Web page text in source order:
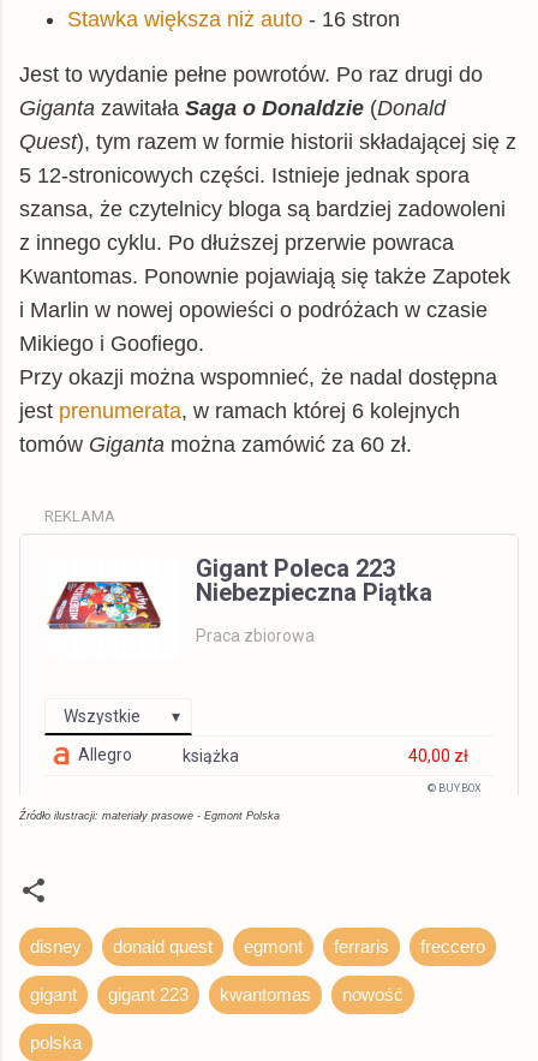
Stawka większa niż auto - 16 stron
Jest to wydanie pełne powrotów. Po raz drugi do
Giganta zawitała Saga o Donaldzie (Donald
Quest), tym razem w formie historii składającej się z
5 12-stronicowych części. Istnieje jednak spora
szansa, że czytelnicy bloga są bardziej zadowoleni
z innego cyklu. Po dłuższej przerwie powraca
Kwantomas. Ponownie pojawiają się także Zapotek
i Marlin w nowej opowieści o podróżach w czasie
Mikiego i Goofiego.
Przy okazji można wspomnieć, że nadal dostępna
jest prenumerata, w ramach której 6 kolejnych
tomów Giganta można zamówić za 60 zł.
REKLAMA
Gigant Poleca 223
Niebezpieczna Piątka
Praca zbiorowa
Wszystkie
Allegro
książka 40,00 zł
© BUY.BOX
Źródło ilustracji: materiały prasowe - Egmont Polska
disney donald quest egmont ferraris freccero
gigant gigant 223 kwantomas nowość
polska